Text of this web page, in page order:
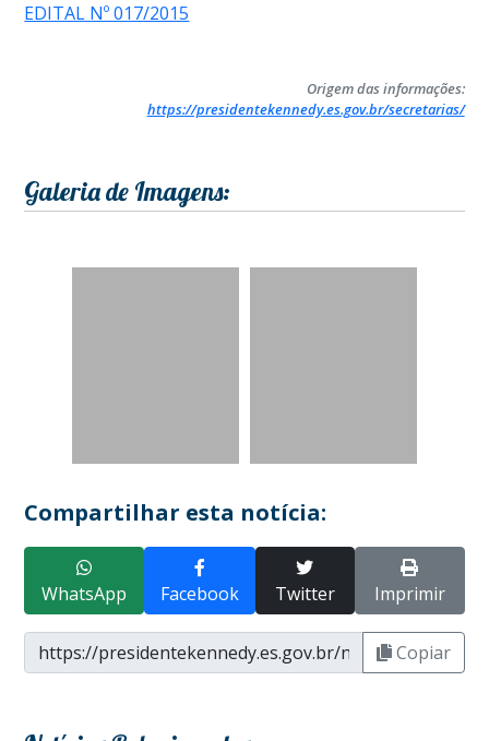
EDITAL Nº 017/2015
Origem das informações:
https://presidentekennedy.es.gov.br/secretarias/
Galeria de Imagens:
Compartilhar esta notícia:
WhatsApp Facebook Twitter Imprimir
Copiar